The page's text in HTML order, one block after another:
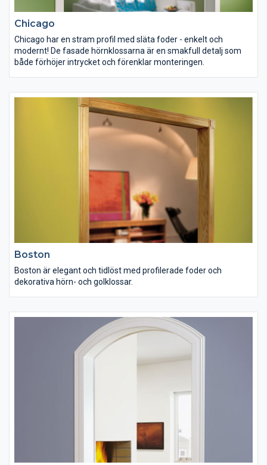
Chicago
Chicago har en stram profil med släta foder - enkelt och
modernt! De fasade hörnklossarna är en smakfull detalj som
både förhöjer intrycket och förenklar monteringen.
Boston
Boston är elegant och tidlöst med profilerade foder och
dekorativa hörn- och golklossar.